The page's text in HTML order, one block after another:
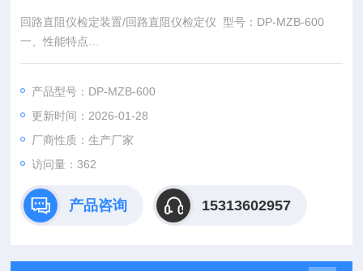
回路直阻仪检定装置/回路直阻仪检定仪 型号：DP-MZB-600
一、性能特点
1 采用电子线路，使得仪器具有噪音低、灵敏度高、量限宽。
3 电阻连续带电可调。
4 直接指示一次电流值,可做直流大电流标准表用。
产品型号：DP-MZB-600
更新时间：2026-01-28
厂商性质：生产厂家
访问量：362
产品咨询 15313602957